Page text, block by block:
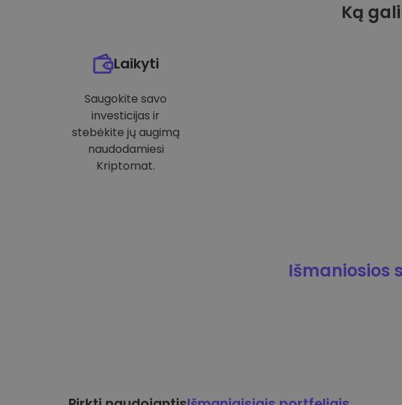
Ką
Laikyti
Saugokite savo
investicijas ir
stebėkite jų augimą
naudodamiesi
Kriptomat.
Išmaniosios